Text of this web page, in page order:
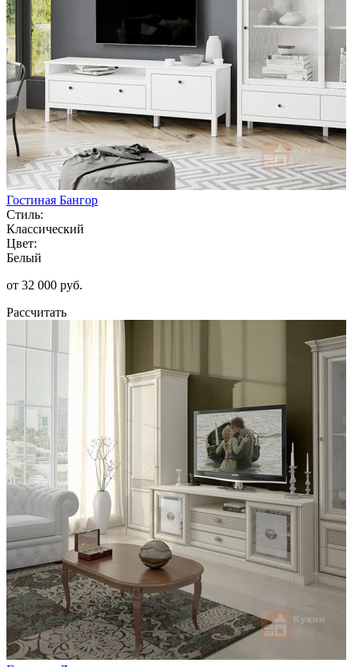
Гостиная Бангор
Стиль:
Классический
Цвет:
Белый
от 32 000 руб.
Рассчитать